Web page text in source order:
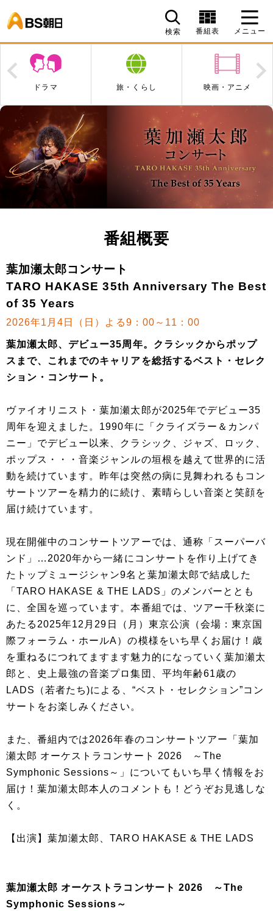
検索 番組表 メニュー
ドラマ 旅・くらし 映画・アニメ
Prev
番組概要
葉加瀬太郎コンサート
TARO HAKASE 35th Anniversary The Best
of 35 Years
2026年1月4日（日）よる9：00～11：00
葉加瀬太郎、デビュー35周年。クラシックからポップ
スまで、これまでのキャリアを総括するベスト・セレク
ション・コンサート。
ヴァイオリニスト・葉加瀬太郎が2025年でデビュー35
周年を迎えました。1990年に「クライズラー＆カンパ
ニー」でデビュー以来、クラシック、ジャズ、ロック、
ポップス・・・音楽ジャンルの垣根を越えて世界的に活
動を続けています。昨年は突然の病に見舞われるもコン
サートツアーを精力的に続け、素晴らしい音楽と笑顔を
届け続けています。
現在開催中のコンサートツアーでは、通称「スーパーバ
ンド」…2020年から一緒にコンサートを作り上げてき
たトップミュージシャン9名と葉加瀬太郎で結成した
「TARO HAKASE & THE LADS」のメンバーととも
に、全国を巡っています。本番組では、ツアー千秋楽に
あたる2025年12月29日（月）東京公演（会場：東京国
際フォーラム・ホールA）の模様をいち早くお届け！歳
を重ねるにつれてますます魅力的になっていく葉加瀬太
郎と、史上最強の音楽プロ集団、平均年齢61歳の
LADS（若者たち)による、“ベスト・セレクション”コン
サートをお楽しみください。
また、番組内では2026年春のコンサートツアー「葉加
瀬太郎 オーケストラコンサート 2026 ～The
Symphonic Sessions～」についてもいち早く情報をお
届け！葉加瀬太郎本人のコメントも！どうぞお見逃しな
く。
【出演】葉加瀬太郎、TARO HAKASE & THE LADS
葉加瀬太郎 オーケストラコンサート 2026 ～The
Symphonic Sessions～